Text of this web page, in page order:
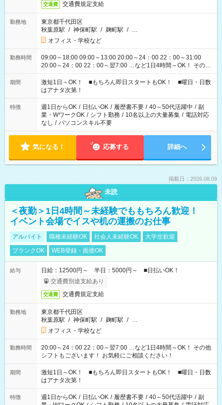
交通費 交通費規定支給
勤務地
東京都千代田区
秋葉原駅 / 神保町駅 / 麹町駅 / …
オフィス・学校など
勤務時間
09:00～18:00 09:00～13:00 20:00～24：00 22：00～31:00
20:00～24：00 22：00～翌7:00 …など1日4時間～OK！ その他
シフトもございます！ お気軽にご相談ください！
期間
激短1日～OK！ ■もちろん即日スタートもOK！ ■曜日・日数
はアナタ次第！
特徴 週1日からOK / 日払いOK / 履歴書不要 / 40～50代活躍中 / 副
業・WワークOK / シフト勤務 / 10名以上の大量募集 / 電話対応
なし / パソコンスキル不要
気になる！ 応募する 詳細へ
掲載日：2026.08.09
未読
＜夜勤＞1日4時間～未経験でももちろん歓迎！
イベント会場でイスや机の運搬のお仕事
アルバイト 職種未経験OK 社会人未経験OK
大学生歓迎
ブランクOK
WEB登録・面接OK
給与
日給：12500円～ 半日：5000円～ ■日払いOK！
交通費別途支給あり
交通費 交通費規定支給
勤務地
東京都千代田区
秋葉原駅 / 神保町駅 / 麹町駅 / …
オフィス・学校など
勤務時間
20:00～24：00 22：00～翌7:00 …など1日4時間～OK！ その他
シフトもございます！ お気軽にご相談ください！
期間
激短1日～OK！ ■もちろん即日スタートもOK！ ■曜日・日数
はアナタ次第！
特徴 週1日からOK / 日払いOK / 履歴書不要 / 40～50代活躍中 / 副